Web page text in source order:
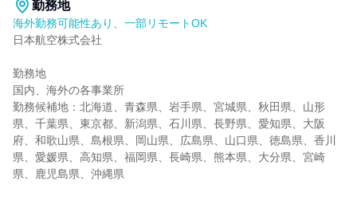
勤務地
海外勤務可能性あり、一部リモートOK
日本航空株式会社
勤務地
国内、海外の各事業所
勤務候補地：北海道、青森県、岩手県、宮城県、秋田県、山形
県、千葉県、東京都、新潟県、石川県、長野県、愛知県、大阪
府、和歌山県、島根県、岡山県、広島県、山口県、徳島県、香川
県、愛媛県、高知県、福岡県、長崎県、熊本県、大分県、宮崎
県、鹿児島県、沖縄県